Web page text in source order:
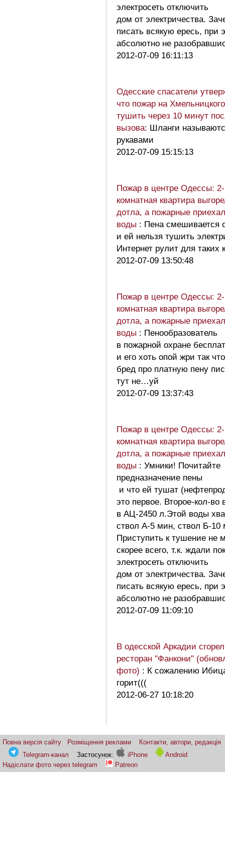
электросеть отключить
дом от электричества.
писать всякую ересь, при
абсолютно не
2012-07-09 16:11:13
Одесские спасатели
что пожар на
тушить через 10 минут
вызова: Шланги
рукавами
2012-07-09 15:15:13
Пожар в центре Одессы: 2-
комнатная квартира
дотла, а пожарные
воды : Пена смешивается
и ей нельзя тушить
Интернет рулит для
2012-07-09 13:50:48
Пожар в центре Одессы: 2-
комнатная квартира
дотла, а пожарные
воды : Пенообразователь
в пожарной охране
и его хоть опой жри так
бред про платную пену
тут не…уй
2012-07-09 13:37:43
Пожар в центре Одессы: 2-
комнатная квартира
дотла, а пожарные
воды : Умники! Почитайте
предназначение пены
и что ей тушат
это первое. Второе-кол-во
в АЦ-2450 л.Этой воды
ствол А-5 мин, ствол Б-10
Приступить к тушение не
скорее всего, т.к. ждали
электросеть отключить
дом от электричества.
писать всякую ересь, при
абсолютно не
2012-07-09 11:09:10
В одесской Аркадии сгорел
ресторан "Фанкони"
фото) : К сожалению
горит(((
2012-06-27 10:18:20
Повна версія сайту Розміщення реклами
Контакти, автори, редакція
Telegram-канал
Застосунок: iPhone
Android
Надіслати фото через telegram
Patreon